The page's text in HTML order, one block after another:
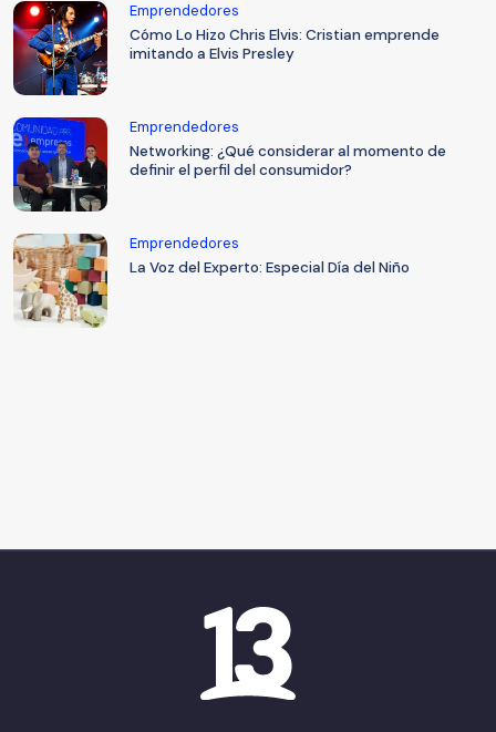
Emprendedores
Cómo Lo Hizo Chris Elvis: Cristian emprende
imitando a Elvis Presley
Emprendedores
Networking: ¿Qué considerar al momento de
definir el perfil del consumidor?
Emprendedores
La Voz del Experto: Especial Día del Niño